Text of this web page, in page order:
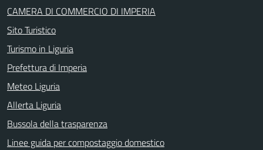
CAMERA DI COMMERCIO DI IMPERIA
Sito Turistico
Turismo in Liguria
Prefettura di Imperia
Meteo Liguria
Allerta Liguria
Bussola della trasparenza
Linee guida per compostaggio domestico